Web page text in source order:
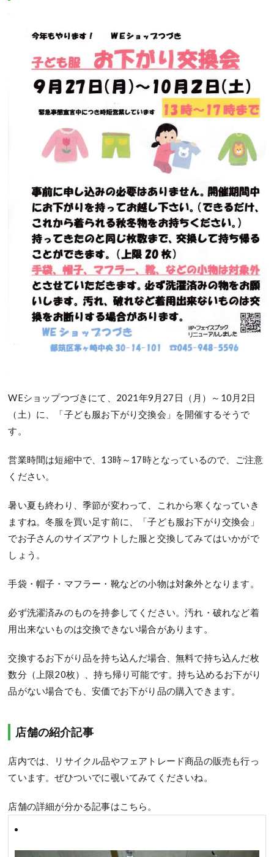
WEショップつづきにて、2021年9月27日（月）～10月2日
（土）に、「子ども服お下がり交換会」を開催するそうで
す。
営業時間は短縮中で、13時～17時となっているので、ご注意
ください。
暑い夏も終わり、季節が変わって、これから寒くなっていき
ますね。冬服を買い足す前に、「子ども服お下がり交換会」
でお子さんのサイズアウトした服と交換してみてはいかがで
しょう。
手袋・帽子・マフラー・靴などの小物は対象外となります。
必ず洗濯済みのものを持参してください。汚れ・破れなど着
用出来ないものは交換できない場合があります。
交換するお下がり品を持ち込んだ場合、無料で持ち込んだ枚
数分（上限20枚）、持ち帰り可能です。持ち込めるお下がり
品がない場合でも、安価でお下がり品の購入できます。
店舗の紹介記事
店内では、リサイクル品やフェアトレード商品の販売も行っ
ています。ぜひついでに覗いてみてくださいね。
店舗の詳細が分かる記事はこちら。